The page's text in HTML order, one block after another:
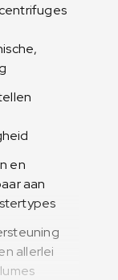
en
aan
allerlei